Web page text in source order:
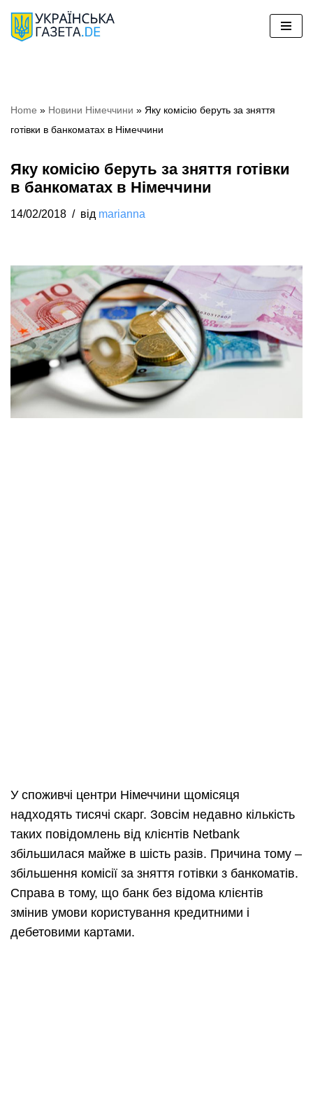
Перейти
Home » Новини Німеччини » Яку комісію беруть за зняття
готівки в банкоматах в Німеччини
Яку комісію беруть за зняття готівки
в банкоматах в Німеччини
14/02/2018 від marianna
У споживчі центри Німеччини щомісяця
надходять тисячі скарг. Зовсім недавно кількість
таких повідомлень від клієнтів Netbank
збільшилася майже в шість разів. Причина тому –
збільшення комісії за зняття готівки з банкоматів.
Справа в тому, що банк без відома клієнтів
змінив умови користування кредитними і
дебетовими картами.